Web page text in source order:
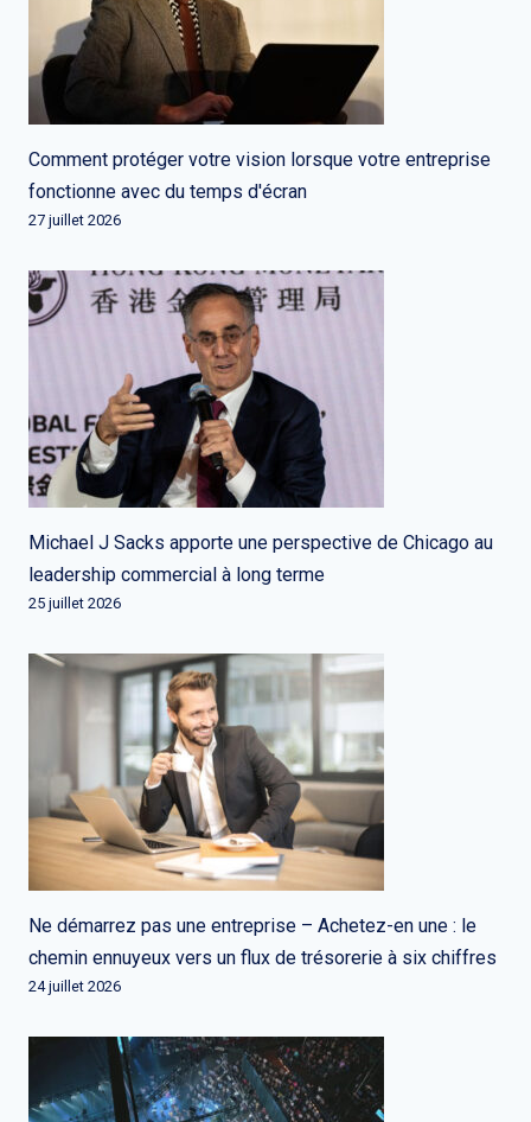
Comment protéger votre vision lorsque votre entreprise
fonctionne avec du temps d'écran
27 juillet 2026
Michael J Sacks apporte une perspective de Chicago au
leadership commercial à long terme
25 juillet 2026
Ne démarrez pas une entreprise – Achetez-en une : le
chemin ennuyeux vers un flux de trésorerie à six chiffres
24 juillet 2026